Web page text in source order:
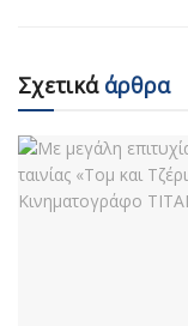
Σχετικάάρθρα